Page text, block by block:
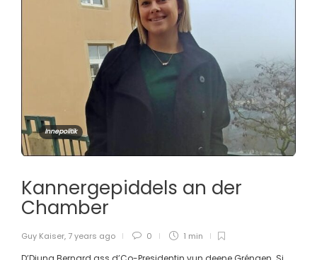
Innepolitik
Kannergepiddels an der
Chamber
Guy Kaiser, 7 years ago 0 1 min